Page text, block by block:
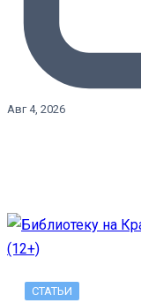
Авг 4, 2026
СТАТЬИ